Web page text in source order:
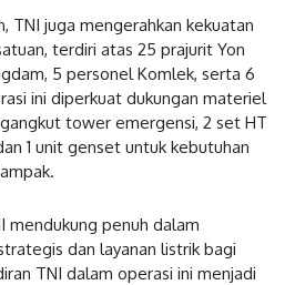
TNI juga mengerahkan kekuatan
terdiri atas 25 prajurit Yon
5 personel Komlek, serta 6
ini diperkuat dukungan materiel
tower emergensi, 2 set HT
1 unit genset untuk kebutuhan
mendukung penuh dalam
dan layanan listrik bagi
TNI dalam operasi ini menjadi